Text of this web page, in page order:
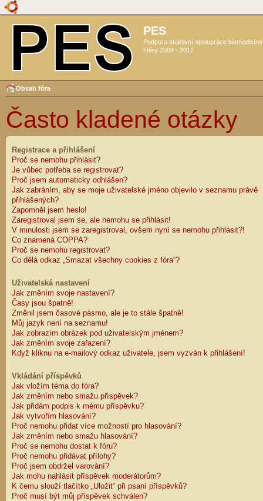
PES
Podpora efektivní spolupráce
sféry 2009 - 2012
Obsah fóra
Často kladené otázky
Registrace a přihlášení
Proč se nemohu přihlásit?
Je vůbec potřeba se registrovat?
Proč jsem automaticky odhlášen?
Jak zabráním, aby se moje uživatelské jméno objevilo v seznamu právě
přihlášených?
Zapomněl jsem heslo!
Zaregistroval jsem se, ale nemohu se přihlásit!
V minulosti jsem se zaregistroval, ovšem nyní se nemohu přihlásit?!
Co znamená COPPA?
Proč se nemohu registrovat?
Co dělá odkaz „Smazat všechny cookies z fóra“?
Uživatelská nastavení
Jak změním svoje nastavení?
Časy jsou špatně!
Změnil jsem časové pásmo, ale je to stále špatně!
Můj jazyk není na seznamu!
Jak zobrazím obrázek pod uživatelským jménem?
Jak změním svoje zařazení?
Když kliknu na e-mailový odkaz uživatele, jsem vyzván k přihlášení!
Vkládání příspěvků
Jak vložím téma do fóra?
Jak změním nebo smažu příspěvek?
Jak přidám podpis k mému příspěvku?
Jak vytvořím hlasování?
Proč nemohu přidat více možností pro hlasování?
Jak změním nebo smažu hlasování?
Proč se nemohu dostat k fóru?
Proč nemohu přidávat přílohy?
Proč jsem obdržel varování?
Jak mohu nahlásit příspěvek moderátorům?
K čemu slouží tlačítko „Uložit“ při psaní příspěvků?
Proč musí být můj příspěvek schválen?